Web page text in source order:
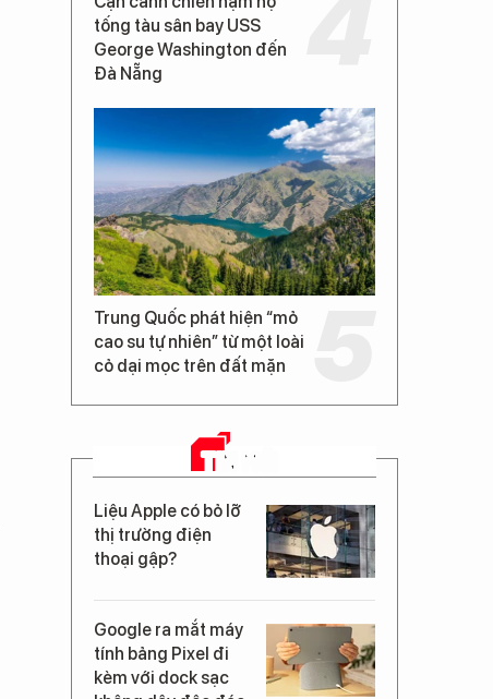
tống tàu sân bay USS
George Washington đến
Đà Nẵng
Trung Quốc phát hiện “mỏ
cao su tự nhiên” từ một loài
cỏ dại mọc trên đất mặn
TIN MỚI
Liệu Apple có bỏ lỡ
thị trường điện
thoại gập?
Google ra mắt máy
tính bảng Pixel đi
kèm với dock sạc